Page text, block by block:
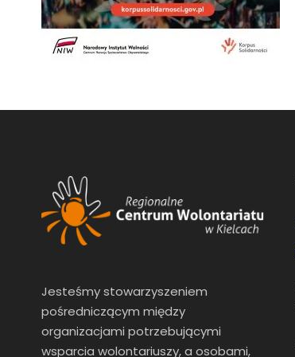
Jesteśmy stowarzyszeniem
pośredniczącym między
organizacjami potrzebującymi
wsparcia wolontariuszy, a osobami,